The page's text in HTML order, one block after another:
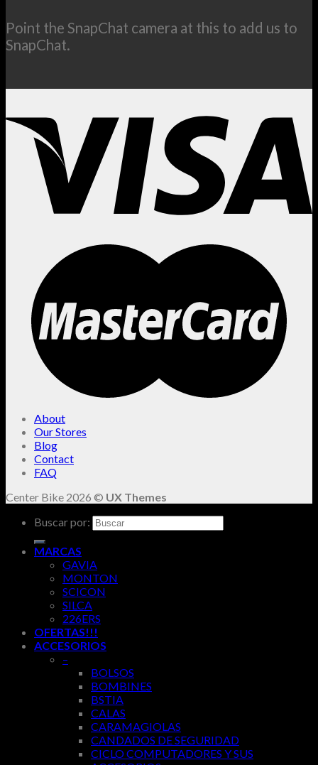
Point the SnapChat camera at this to add us to
SnapChat.
About
Our Stores
Blog
Contact
FAQ
Center Bike 2026 © UX Themes
Buscar por:
MARCAS
GAVIA
MONTON
SCICON
SILCA
226ERS
OFERTAS!!!
ACCESORIOS
–
BOLSOS
BOMBINES
BSTIA
CALAS
CARAMAGIOLAS
CANDADOS DE SEGURIDAD
CICLO COMPUTADORES Y SUS